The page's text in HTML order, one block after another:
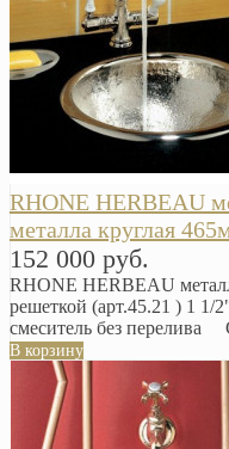
RHONE HERBEAU
металла круглая
152 000 руб.
RHONE HERBEAU
решеткой (арт.45.21 ) 1 1/
смеситель без перелива
В корзину